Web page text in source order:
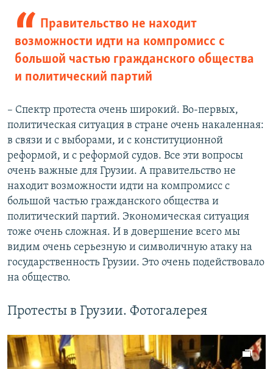
Правительство не находит
возможности идти на компромисс с
большой частью гражданского общества
и политический партий
– Спектр протеста очень широкий. Во-первых,
политическая ситуация в стране очень накаленная:
в связи и с выборами, и с конституционной
реформой, и с реформой судов. Все эти вопросы
очень важные для Грузии. А правительство не
находит возможности идти на компромисс с
большой частью гражданского общества и
политический партий. Экономическая ситуация
тоже очень сложная. И в довершение всего мы
видим очень серьезную и символичную атаку на
государственность Грузии. Это очень подействовало
на общество.
Протесты в Грузии. Фотогалерея